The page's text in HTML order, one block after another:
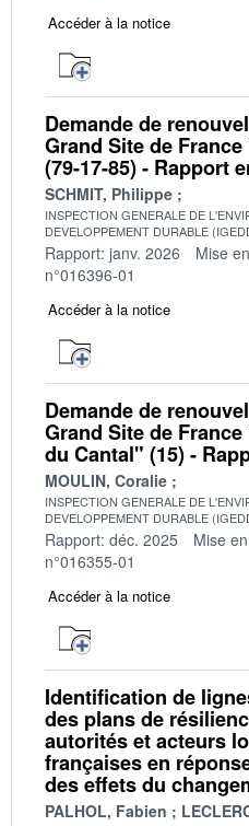
Accéder à la notice
Demande de
Grand Site de
(79-17-85) - Rapport
SCHMIT, Philippe
INSPECTION GENERALE DE
DEVELOPPEMENT DURABLE
Rapport: janv. 2026 Mise
n°016396-01
Accéder à la notice
Demande de
Grand Site de
du Cantal" (15) -
MOULIN, Coralie
INSPECTION GENERALE DE
DEVELOPPEMENT DURABLE
Rapport: déc. 2025 Mise
n°016355-01
Accéder à la notice
Identification de
des plans de
autorités et acteurs
françaises en
des effets du
PALHOL, Fabien